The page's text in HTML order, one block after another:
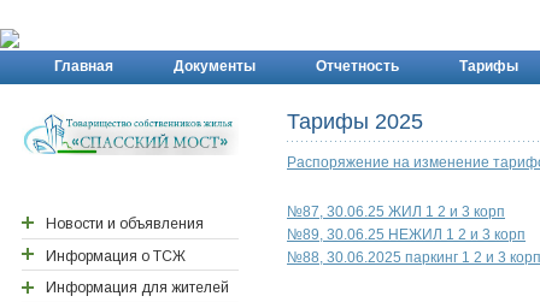
Главная Документы Отчетность Тарифы
Новости и объявления
Новости района ПП
Новости Спасского
Информация о ТСЖ
Реквизиты ТСЖ
Информация для жителей
Тарифы 2025
Распоряжение на изменение
№87, 30.06.25 ЖИЛ 1 2 и 3 корп
№89, 30.06.25 НЕЖИЛ 1 2 и 3 корп
№88, 30.06.2025 паркинг 1 2 и 3 корп